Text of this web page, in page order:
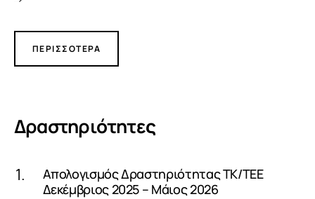
ΠΕΡΙΣΣΟΤΕΡΑ
Δραστηριότητες
Απολογισμός Δραστηριότητας ΤΚ/ΤΕΕ
Δεκέμβριος 2025 – Μάιος 2026